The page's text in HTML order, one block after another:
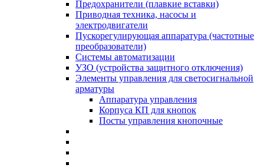
Предохранители (плавкие вставки)
Приводная техника, насосы и
электродвигатели
Пускорегулирующая аппаратура (частотные
преобразователи)
Системы автоматизации
УЗО (устройства защитного отключения)
Элементы управления для светосигнальной
арматуры
Аппаратура управления
Корпуса КП для кнопок
Посты управления кнопочные